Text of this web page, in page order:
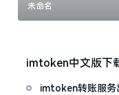
未命名
imtoken中文版下
imtoken转账服务